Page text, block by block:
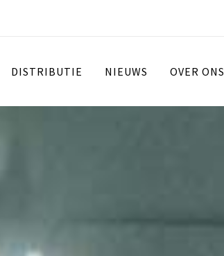
DISTRIBUTIE NIEUWS OVER ONS